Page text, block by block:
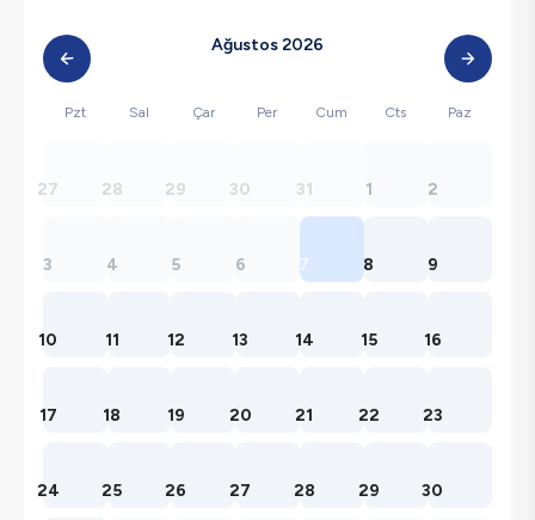
Ağustos 2026
Pzt Sal Çar Per Cum Cts Paz
27 28 29 30 31 1 2
3 4 5 6 7 8 9
10 11 12 13 14 15 16
17 18 19 20 21 22 23
24 25 26 27 28 29 30